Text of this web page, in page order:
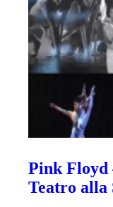
Pink Floyd
Teatro alla